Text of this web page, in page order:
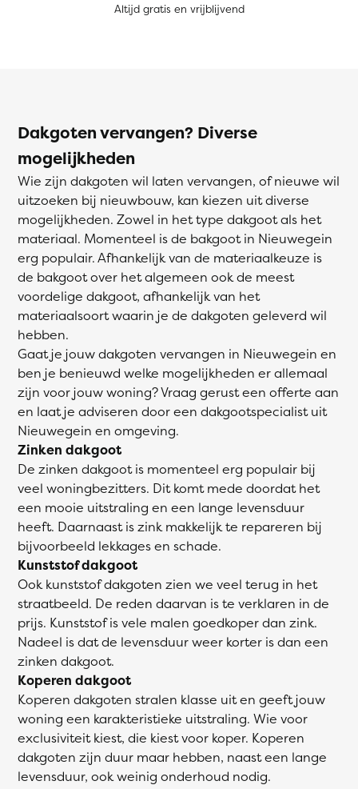
Altijd gratis en vrijblijvend
Dakgoten vervangen? Diverse
mogelijkheden
Wie zijn dakgoten wil laten vervangen, of nieuwe wil
uitzoeken bij nieuwbouw, kan kiezen uit diverse
mogelijkheden. Zowel in het type dakgoot als het
materiaal. Momenteel is de bakgoot in Nieuwegein
erg populair. Afhankelijk van de materiaalkeuze is
de bakgoot over het algemeen ook de meest
voordelige dakgoot, afhankelijk van het
materiaalsoort waarin je de dakgoten geleverd wil
hebben.
Gaat je jouw dakgoten vervangen in Nieuwegein en
ben je benieuwd welke mogelijkheden er allemaal
zijn voor jouw woning? Vraag gerust een offerte aan
en laat je adviseren door een dakgootspecialist uit
Nieuwegein en omgeving.
Zinken dakgoot
De zinken dakgoot is momenteel erg populair bij
veel woningbezitters. Dit komt mede doordat het
een mooie uitstraling en een lange levensduur
heeft. Daarnaast is zink makkelijk te repareren bij
bijvoorbeeld lekkages en schade.
Kunststof dakgoot
Ook kunststof dakgoten zien we veel terug in het
straatbeeld. De reden daarvan is te verklaren in de
prijs. Kunststof is vele malen goedkoper dan zink.
Nadeel is dat de levensduur weer korter is dan een
zinken dakgoot.
Koperen dakgoot
Koperen dakgoten stralen klasse uit en geeft jouw
woning een karakteristieke uitstraling. Wie voor
exclusiviteit kiest, die kiest voor koper. Koperen
dakgoten zijn duur maar hebben, naast een lange
levensduur, ook weinig onderhoud nodig.